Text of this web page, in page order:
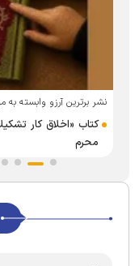
نشر برترین آرزو وابسته
کتاب «اخلاق کار
محرم